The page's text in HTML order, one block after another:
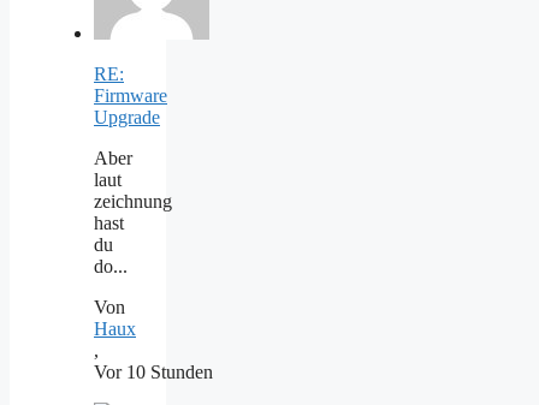
RE:
Firmware
Upgrade
Aber
laut
zeichnung
hast
du
do...
Von
Haux
,
Vor 10 Stunden